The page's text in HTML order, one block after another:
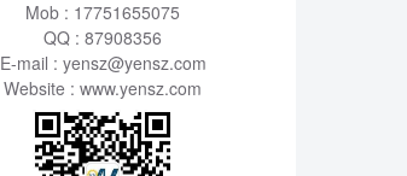
Mob : 17751655075
QQ : 87908356
E-mail : yensz@yensz.com
Website : www.yensz.com